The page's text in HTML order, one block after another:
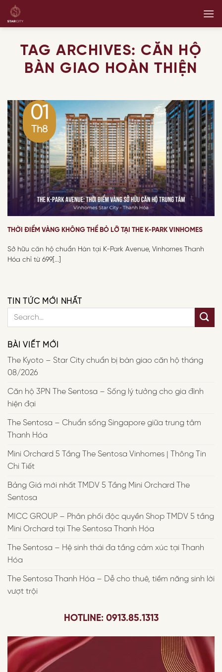
Skip
TAG ARCHIVES: CĂN HỘ
BÀN GIAO HOÀN THIỆN
THỜI ĐIỂM VÀNG KHÔNG THỂ BỎ LỠ TẠI THE K-PARK VINHOMES
Sở hữu căn hộ chuẩn Hàn tại K-Park Avenue, Vinhomes Thanh
Hóa chỉ từ 699[...]
01
Th8
TIN TỨC MỚI NHẤT
BÀI VIẾT MỚI
The Kyoto – Star City chuẩn bị bàn giao căn hộ tháng
08/2026
Căn hộ 3PN The Sentosa – Sống lý tưởng cho gia đình
hiện đại
The Sentosa – Chuẩn sống Singapore giữa trung tâm
Thanh Hóa
Mini Orchard 5 Tầng The Sentosa Vinhomes | Thông Tin
Chi Tiết
Bảng Giá mới nhất TMDV 5 Tầng Mini Orchard The
Sentosa
MICC GROUP – Phân phối độc quyền Shop TMDV 5 tầng
Mini Orchard tại The Sentosa Thanh Hóa
The Sentosa – Hệ sinh thái đa tầng cảm xúc tại Thanh
Hóa
The Sentosa Thanh Hóa – Dễ cho thuê, tiềm năng sinh lời
vượt trội
HOTLINE: 0913.85.1313